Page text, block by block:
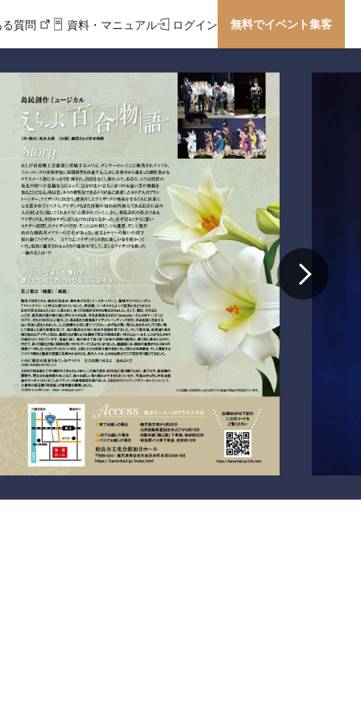
る質問 資料・マニュアル ログイン 無料でイベント集客